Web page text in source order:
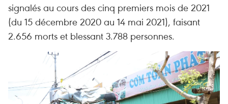
signalés au cours des cinq premiers mois de 2021
(du 15 décembre 2020 au 14 mai 2021), faisant
2.656 morts et blessant 3.788 personnes.